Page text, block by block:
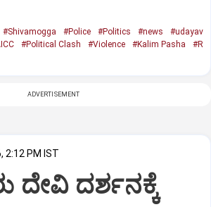
#Shivamogga #Police #Politics #news
#udayav
#Political Clash #Violence #Kalim Pasha
#R
ADVERTISEMENT
2:12 PM IST
ದೇವಿ ದರ್ಶನಕ್ಕೆ